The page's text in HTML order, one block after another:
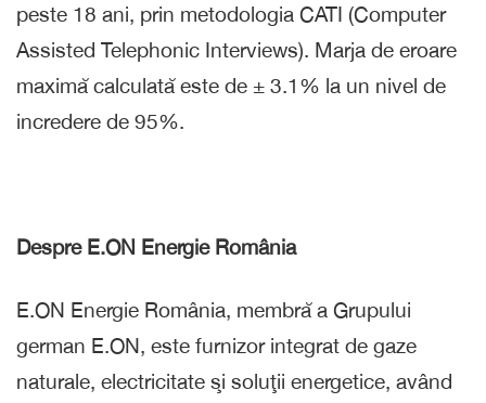
peste 18 ani, prin metodologia CATI (Computer
Assisted Telephonic Interviews). Marja de eroare
maximă calculată este de ± 3.1% la un nivel de
incredere de 95%.
Despre E.ON Energie România
E.ON Energie România, membră a Grupului
german E.ON, este furnizor integrat de gaze
naturale, electricitate şi soluţii energetice, având